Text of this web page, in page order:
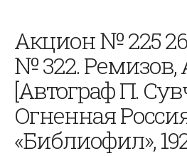
Акцион № 225
№ 322. Ремизов,
[Автограф П.
Огненная
«Библиофил»,